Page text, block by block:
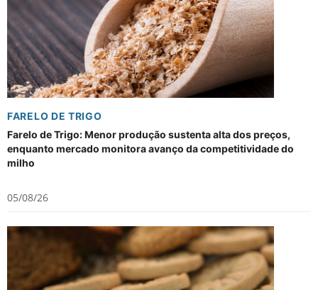
FARELO DE TRIGO
Farelo de Trigo: Menor produção sustenta alta dos preços,
enquanto mercado monitora avanço da competitividade do
milho
05/08/26